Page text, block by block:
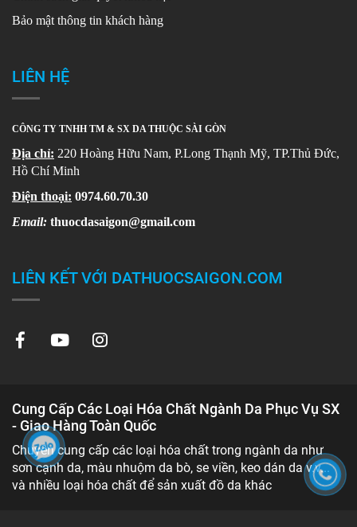
Cung Cấp Các Loại Hóa Chất Ngành Da Phục Vụ SX
- Giao Hàng Toàn Quốc
Chuyên cung cấp các loại hóa chất trong ngành da như
sơn cạnh da, màu nhuộm da bò, se viền, keo dán da v.v...
và nhiều loại hóa chất để sản xuất đồ da khác
Bảo mật thông tin khách hàng
LIÊN HỆ
CÔNG TY TNHH TM & SX DA THUỘC SÀI GÒN
Địa chỉ: 220 Hoàng Hữu Nam, P.Long Thạnh Mỹ, TP.Thủ Đức,
Hồ Chí Minh
Điện thoại: 0974.60.70.30
Email: thuocdasaigon@gmail.com
LIÊN KẾT VỚI DATHUOCSAIGON.COM